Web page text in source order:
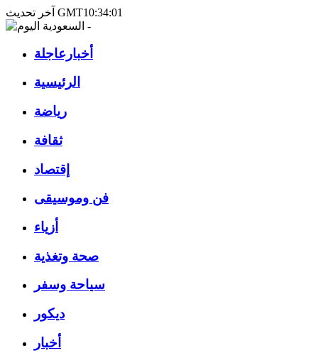
آخر تحديث GMT10:34:01
أخبارعاجلة
الرئيسية
رياضة
ثقافة
إقتصاد
فن وموسيقى
أزياء
صحة وتغذية
سياحة وسفر
ديكور
أخبار